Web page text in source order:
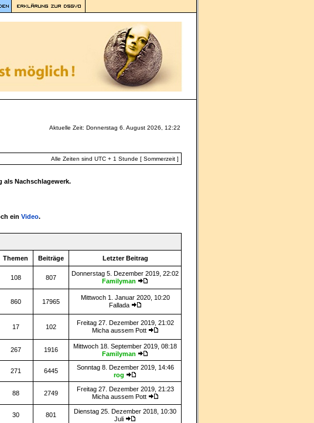
Aktuelle Zeit: Donnerstag 6. August 2026, 12:22
Alle Zeiten sind UTC + 1 Stunde [ Sommerzeit ]
als Nachschlagewerk.
ein Video.
Themen Beiträge Letzter Beitrag
108 807
Donnerstag 5. Dezember 2019, 22:02
Familyman
860 17965
Mittwoch 1. Januar 2020, 10:20
Fallada
17 102
Freitag 27. Dezember 2019, 21:02
Micha aussem Pott
267 1916
Mittwoch 18. September 2019, 08:18
Familyman
271 6445
Sonntag 8. Dezember 2019, 14:46
rog
88 2749
Freitag 27. Dezember 2019, 21:23
Micha aussem Pott
30 801
Dienstag 25. Dezember 2018, 10:30
Juli